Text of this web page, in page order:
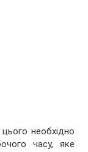
необхідно
часу, яке